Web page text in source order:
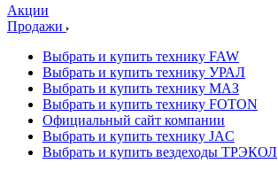
Акции
Продажи
Выбрать и купить технику FAW
Выбрать и купить технику УРАЛ
Выбрать и купить технику МАЗ
Выбрать и купить технику FOTON
Официальный сайт компании
Выбрать и купить технику JAC
Выбрать и купить вездеходы ТРЭКОЛ